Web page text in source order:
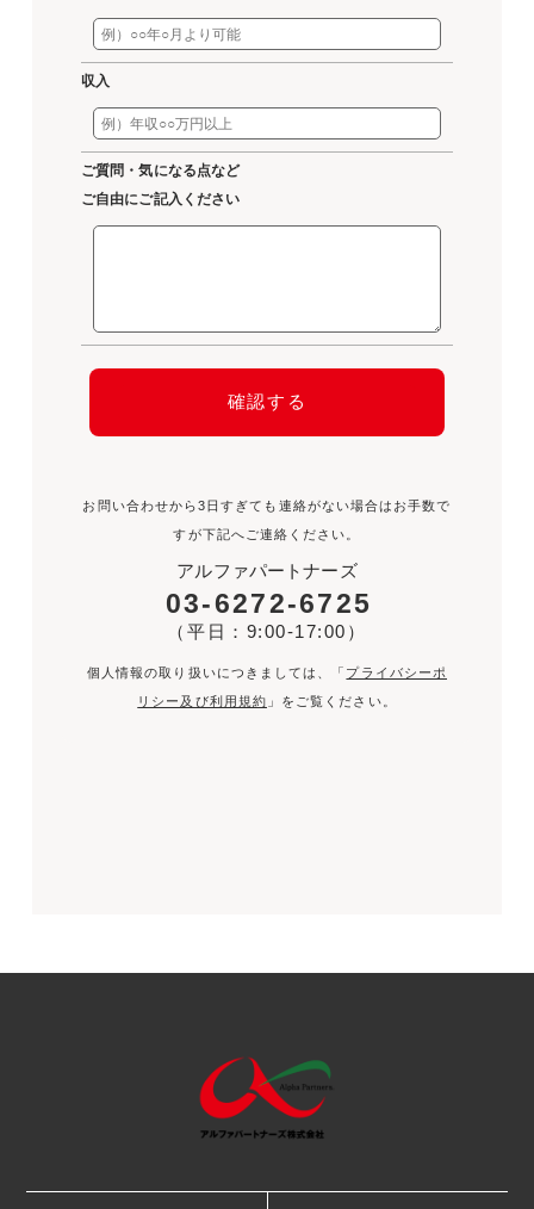
収入
ご質問・気になる点など
ご自由にご記入ください
お問い合わせから3日すぎても連絡がない場合はお手数で
すが下記へご連絡ください。
アルファパートナーズ
03-6272-6725
（平日：9:00-17:00）
個人情報の取り扱いにつきましては、「 プライバシーポ
リシー及び利用規約 」をご覧ください。